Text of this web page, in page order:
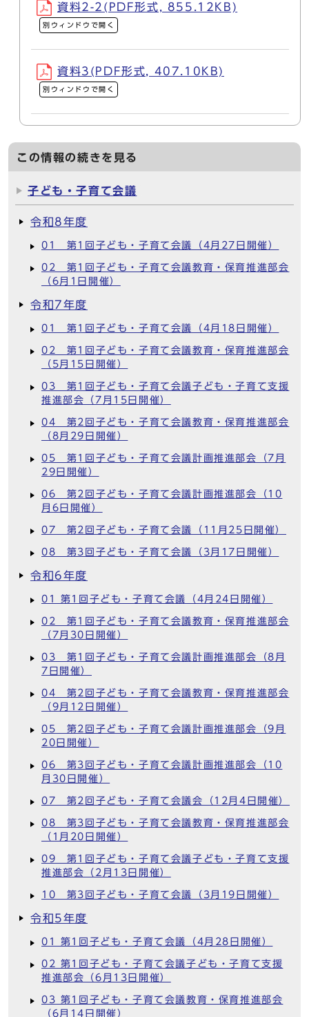
資料2-2(PDF形式, 855.12KB)
別ウィンドウで開く
資料3(PDF形式, 407.10KB)
別ウィンドウで開く
この情報の続きを見る
子ども・子育て会議
令和8年度
01 第1回子ども・子育て会議（4月27日開催）
02 第1回子ども・子育て会議教育・保育推進部会
（6月1日開催）
令和7年度
01 第1回子ども・子育て会議（4月18日開催）
02 第1回子ども・子育て会議教育・保育推進部会
（5月15日開催）
03 第1回子ども・子育て会議子ども・子育て支援
推進部会（7月15日開催）
04 第2回子ども・子育て会議教育・保育推進部会
（8月29日開催）
05 第1回子ども・子育て会議計画推進部会（7月
29日開催）
06 第2回子ども・子育て会議計画推進部会（10
月6日開催）
07 第2回子ども・子育て会議（11月25日開催）
08 第3回子ども・子育て会議（3月17日開催）
令和6年度
01 第1回子ども・子育て会議（4月24日開催）
02 第1回子ども・子育て会議教育・保育推進部会
（7月30日開催）
03 第1回子ども・子育て会議計画推進部会（8月
7日開催）
04 第2回子ども・子育て会議教育・保育推進部会
（9月12日開催）
05 第2回子ども・子育て会議計画推進部会（9月
20日開催）
06 第3回子ども・子育て会議計画推進部会（10
月30日開催）
07 第2回子ども・子育て会議会（12月4日開催）
08 第3回子ども・子育て会議教育・保育推進部会
（1月20日開催）
09 第1回子ども・子育て会議子ども・子育て支援
推進部会（2月13日開催）
10 第3回子ども・子育て会議（3月19日開催）
令和5年度
01 第1回子ども・子育て会議（4月28日開催）
02 第1回子ども・子育て会議子ども・子育て支援
推進部会（6月13日開催）
03 第1回子ども・子育て会議教育・保育推進部会
（6月14日開催）